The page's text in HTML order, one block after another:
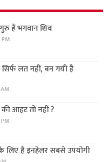
हैं भगवान शिव
लत नहीं, बन गयी है
आहट तो नहीं ?
लिए है इनहेलर सबसे उपयोगी